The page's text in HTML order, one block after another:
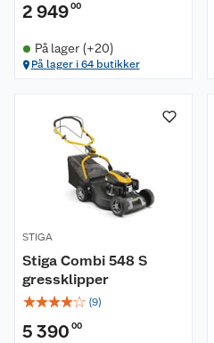
2 94900
På lager (+20)
På lager i 64 butikker
STIGA
Stiga Combi 548 S
gressklipper
☆☆☆☆☆ (9)
5 390 00